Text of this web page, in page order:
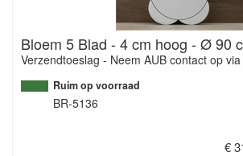
Bloem 5 Blad - 4 cm hoog - Ø 90
Verzendtoeslag - Neem AUB contact op
Ruim op voorraad
BR-5136
€